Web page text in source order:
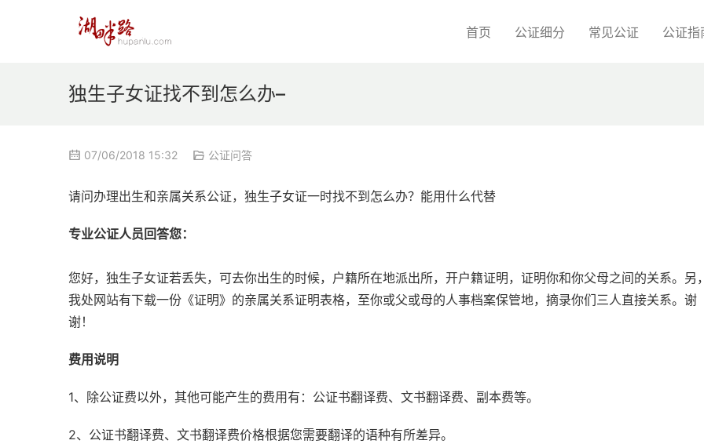
首页 公证细分 常见公证 公证指
独生子女证找不到怎么办–
07/06/2018 15:32 公证问答
请问办理出生和亲属关系公证，独生子女证一时找不到怎么办？能用什么代替
专业公证人员回答您：
您好，独生子女证若丢失，可去你出生的时候，户籍所在地派出所，开户籍证明，证明你和你父母之间的关系。另
我处网站有下载一份《证明》的亲属关系证明表格，至你或父或母的人事档案保管地，摘录你们三人直接关系。谢
谢！
费用说明
1、除公证费以外，其他可能产生的费用有：公证书翻译费、文书翻译费、副本费等。
2、公证书翻译费、文书翻译费价格根据您需要翻译的语种有所差异。